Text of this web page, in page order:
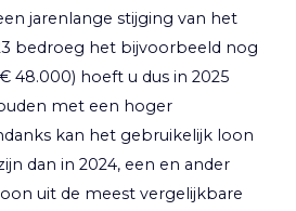
jarenlange stijging van het
bedroeg het bijvoorbeeld nog
48.000) hoeft u dus in 2025
met een hoger
kan het gebruikelijk loon
dan in 2024, een en ander
uit de meest vergelijkbare